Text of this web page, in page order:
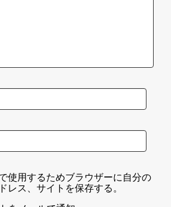
使用するためブラウザーに自分の
レス、サイトを保存する。